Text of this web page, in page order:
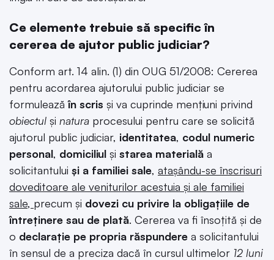
Ce elemente trebuie să specific în
cererea de ajutor public judiciar?
Conform art. 14 alin. (1) din OUG 51/2008: Cererea
pentru acordarea ajutorului public judiciar se
formuleazăîn scris şi va cuprinde menţiuni privind
obiectul şi natura procesului pentru care se solicită
ajutorul public judiciar, identitatea, codul numeric
personal, domiciliul şi starea materială a
solicitantului şi a familiei sale, ataşându-se înscrisuri
doveditoare ale veniturilor acestuia şi ale familiei
sale, precum şi dovezi cu privire la obligaţiile de
întreţinere sau de plată. Cererea va fi însoţită şi de
o declaraţie pe propria răspundere a solicitantului
în sensul de a preciza dacă în cursul ultimelor 12 luni